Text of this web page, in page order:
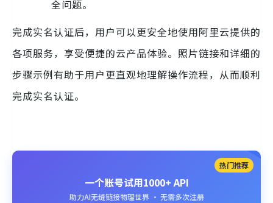
全问题。
完成实名认证后，用户可以更安全地使用阿里云提供的
各项服务，享受便捷的云产品体验。照片链接和详细的
步骤示例有助于用户更直观地理解操作流程，从而顺利
完成实名认证。
热门推荐
一个账号试用1000+ API
助力AI无缝链接物理世界 · 无需多次注册